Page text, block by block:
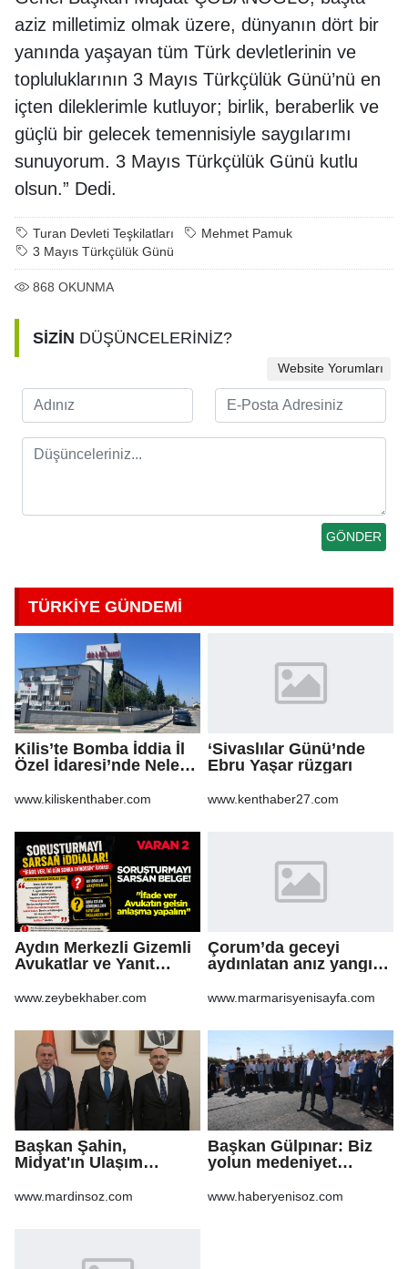
aziz milletimiz olmak üzere, dünyanın dört bir
yanında yaşayan tüm Türk devletlerinin ve
topluluklarının 3 Mayıs Türkçülük Günü’nü en
içten dileklerimle kutluyor; birlik, beraberlik ve
güçlü bir gelecek temennisiyle saygılarımı
sunuyorum. 3 Mayıs Türkçülük Günü kutlu
olsun.” Dedi.
Turan Devleti Teşkilatları
Mehmet Pamuk
3 Mayıs Türkçülük Günü
868 OKUNMA
SİZİN DÜŞÜNCELERİNİZ?
Website Yorumları
TÜRKİYE GÜNDEMİ
Kilis’te Bomba İddia İl
Özel İdaresi’nde Neler
www.kiliskenthaber.com
‘Sivaslılar Günü’nde
Ebru Yaşar rüzgarı
www.kenthaber27.com
Aydın Merkezli Gizemli
Avukatlar ve Yanıt
www.zeybekhaber.com
Çorum’da geceyi
aydınlatan anız yangını
www.marmarisyenisayfa.com
Başkan Şahin,
Midyat'ın Ulaşım
Taşıdı
www.mardinsoz.com
Başkan Gülpınar: Biz
yolun medeniyet
www.haberyenisoz.com